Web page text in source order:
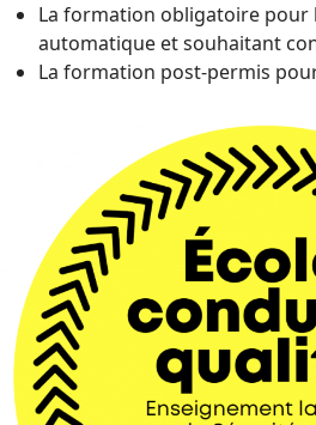
La formation obligatoire pour
automatique et souhaitant
La formation post-permis